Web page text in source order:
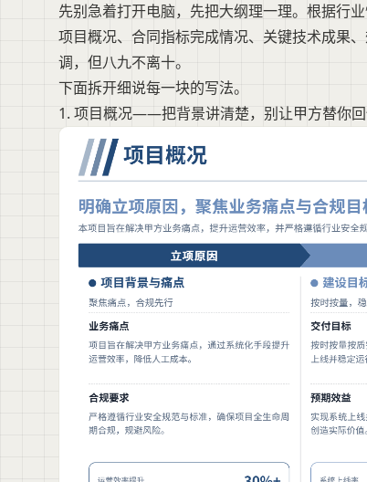
先别急着打开电脑，先把大纲理一理。根据行
项目概况、合同指标完成情况、关键技术成果
调，但八九不离十。
下面拆开细说每一块的写法。
1. 项目概况——把背景讲清楚，别让甲方替你